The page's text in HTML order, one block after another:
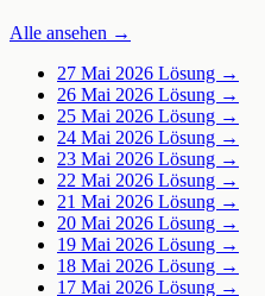
Alle ansehen →
27 Mai 2026 Lösung →
26 Mai 2026 Lösung →
25 Mai 2026 Lösung →
24 Mai 2026 Lösung →
23 Mai 2026 Lösung →
22 Mai 2026 Lösung →
21 Mai 2026 Lösung →
20 Mai 2026 Lösung →
19 Mai 2026 Lösung →
18 Mai 2026 Lösung →
17 Mai 2026 Lösung →